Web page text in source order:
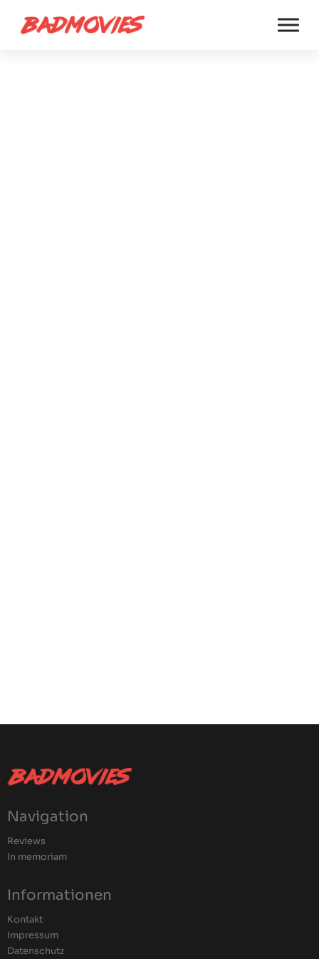
Navigation
Reviews
In memoriam
Informationen
Kontakt
Impressum
Datenschutz